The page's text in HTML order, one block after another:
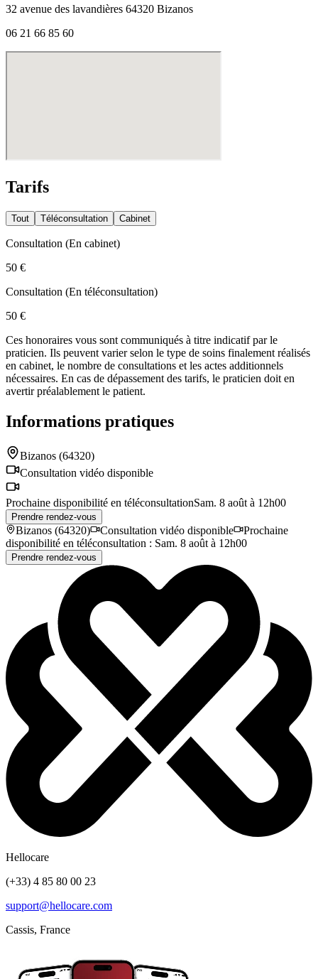
32 avenue des lavandières 64320 Bizanos
06 21 66 85 60
Tarifs
Tout Téléconsultation Cabinet
Consultation (En cabinet)
50 €
Consultation (En téléconsultation)
50 €
Ces honoraires vous sont communiqués à titre indicatif par le
praticien. Ils peuvent varier selon le type de soins finalement réalisés
en cabinet, le nombre de consultations et les actes additionnels
nécessaires. En cas de dépassement des tarifs, le praticien doit en
avertir préalablement le patient.
Informations pratiques
Bizanos (64320)
Consultation vidéo disponible
Prochaine disponibilité en téléconsultationSam. 8 août à 12h00
Prendre rendez-vous
Bizanos (64320) Consultation vidéo disponible
Prochaine
disponibilité en téléconsultation : Sam. 8 août à 12h00
Prendre rendez-vous
Hellocare
(+33) 4 85 80 00 23
support@hellocare.com
Cassis, France